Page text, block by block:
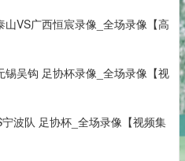
VS广西恒宸录像_全场录像【高
吴钩 足协杯录像_全场录像【视
波队 足协杯_全场录像【视频集